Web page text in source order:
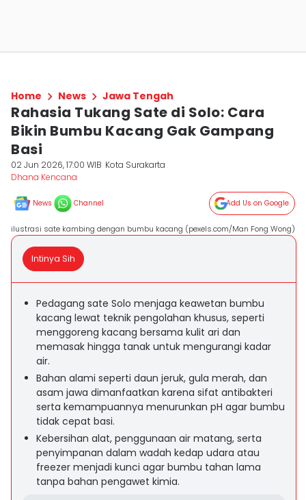
Home News Jawa Tengah
Rahasia Tukang Sate di Solo: Cara
Bikin Bumbu Kacang Gak Gampang
Basi
02 Jun 2026, 17:00 WIB Kota Surakarta
Dhana Kencana
News Channel Add Us on Google
ilustrasi sate kambing dengan bumbu kacang (pexels.com/Man Fong Wong)
Intinya Sih
Pedagang sate Solo menjaga keawetan bumbu
kacang lewat teknik pengolahan khusus, seperti
menggoreng kacang bersama kulit ari dan
memasak hingga tanak untuk mengurangi kadar
air.
Bahan alami seperti daun jeruk, gula merah, dan
asam jawa dimanfaatkan karena sifat antibakteri
serta kemampuannya menurunkan pH agar bumbu
tidak cepat basi.
Kebersihan alat, penggunaan air matang, serta
penyimpanan dalam wadah kedap udara atau
freezer menjadi kunci agar bumbu tahan lama
tanpa bahan pengawet kimia.